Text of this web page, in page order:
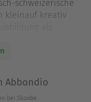
schweizerische
kleinauf kreativ
für mehrere
die Geburt ihrer
Abbondio
bei Skoobe